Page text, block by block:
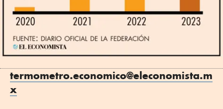
termometro.economico@eleconomista.m
x